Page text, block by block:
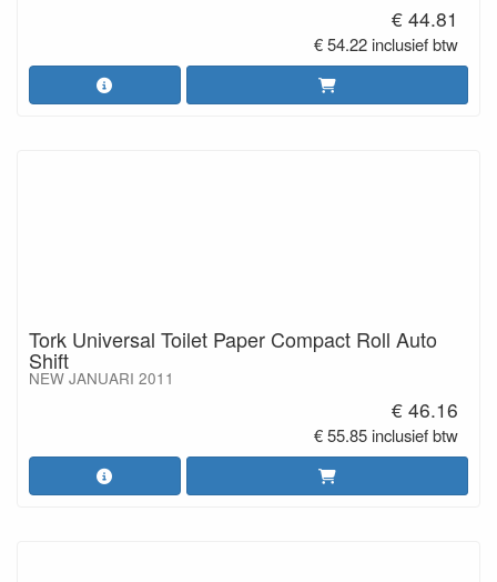
€ 44.81
€ 54.22 inclusief btw
Tork Universal Toilet Paper Compact Roll Auto
Shift
NEW JANUARI 2011
€ 46.16
€ 55.85 inclusief btw